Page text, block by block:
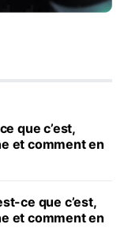
que c’est,
et comment en
ce que c’est,
et comment en